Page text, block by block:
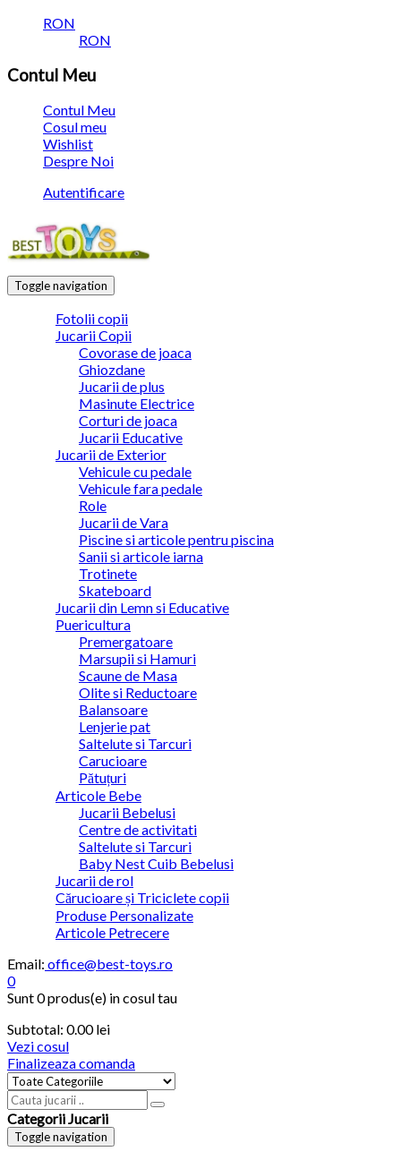
RON
RON
Contul Meu
Contul Meu
Cosul meu
Wishlist
Despre Noi
Autentificare
Toggle navigation
Fotolii copii
Jucarii Copii
Covorase de joaca
Ghiozdane
Jucarii de plus
Masinute Electrice
Corturi de joaca
Jucarii Educative
Jucarii de Exterior
Vehicule cu pedale
Vehicule fara pedale
Role
Jucarii de Vara
Piscine si articole pentru piscina
Sanii si articole iarna
Trotinete
Skateboard
Jucarii din Lemn si Educative
Puericultura
Premergatoare
Marsupii si Hamuri
Scaune de Masa
Olite si Reductoare
Balansoare
Lenjerie pat
Saltelute si Tarcuri
Carucioare
Pătuțuri
Articole Bebe
Jucarii Bebelusi
Centre de activitati
Saltelute si Tarcuri
Baby Nest Cuib Bebelusi
Jucarii de rol
Cărucioare și Triciclete copii
Produse Personalizate
Articole Petrecere
Email: office@best-toys.ro
0
Sunt0 produs(e) in cosul tau
Subtotal: 0.00lei
Vezi cosul
Finalizeaza comanda
Categorii Jucarii
Toggle navigation